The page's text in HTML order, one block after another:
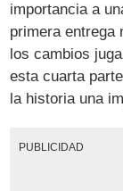
importancia a
primera entrega
los cambios
esta cuarta
la historia una
PUBLICIDAD